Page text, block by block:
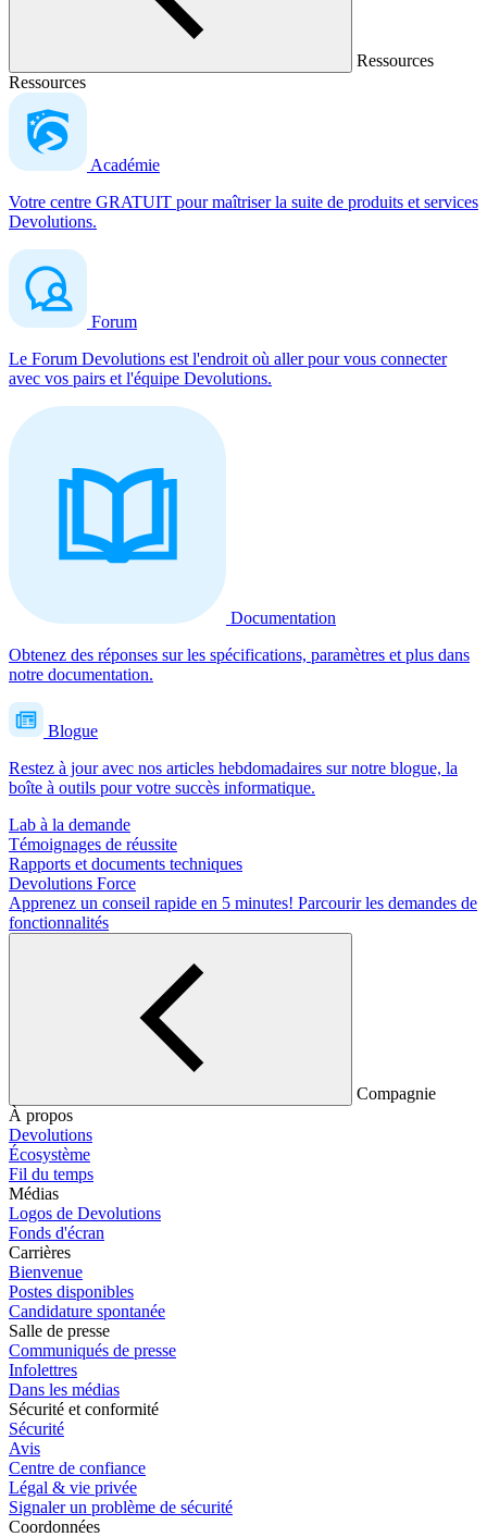
Ressources
Ressources
Académie
Votre centre GRATUIT pour maîtriser la suite de produits et services
Devolutions.
Forum
Le Forum Devolutions est l'endroit où aller pour vous connecter
avec vos pairs et l'équipe Devolutions.
Documentation
Obtenez des réponses sur les spécifications, paramètres et plus dans
notre documentation.
Blogue
Restez à jour avec nos articles hebdomadaires sur notre blogue, la
boîte à outils pour votre succès informatique.
Lab à la demande
Témoignages de réussite
Rapports et documents techniques
Devolutions Force
Apprenez un conseil rapide en 5 minutes! Parcourir les demandes de
fonctionnalités
Compagnie
À propos
Devolutions
Écosystème
Fil du temps
Médias
Logos de Devolutions
Fonds d'écran
Carrières
Bienvenue
Postes disponibles
Candidature spontanée
Salle de presse
Communiqués de presse
Infolettres
Dans les médias
Sécurité et conformité
Sécurité
Avis
Centre de confiance
Légal & vie privée
Signaler un problème de sécurité
Coordonnées